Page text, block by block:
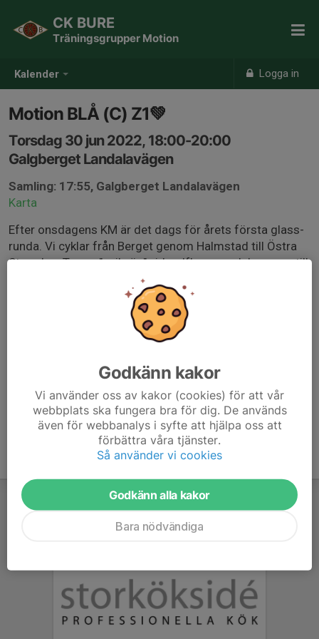
Kalender Logga in
CK BURE
Träningsgrupper Motion
Motion BLÅ (C) Z1💚
Torsdag 30 jun 2022, 18:00-20:00
Galgberget Landalavägen
Samling: 17:55, Galgberget Landalavägen
Karta
Efter onsdagens KM är det dags för årets första glass-
runda. Vi cyklar från Berget genom Halmstad till Östra
Stranden. Tar en "snikväg" vid golfbanan och kommer till
Fyllebro. Cyklar ner till Marias Camping i Mellbystrand
och äter glass där. Hem över Eldsberga, Stjernarp och
Anmäl er gärna senast 2h innan för att möjliggöra
Godkänn kakor
Vi använder oss av kakor (cookies) för att vår
webbplats ska fungera bra för dig. De används
även för webbanalys i syfte att hjälpa oss att
förbättra våra tjänster.
Så använder vi cookies
Godkänn alla kakor
Bara nödvändiga